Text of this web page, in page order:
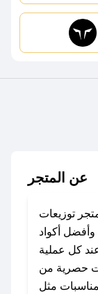
عن المتجر
توزيعات
أكواد
كل عملية
حصرية من
مثل